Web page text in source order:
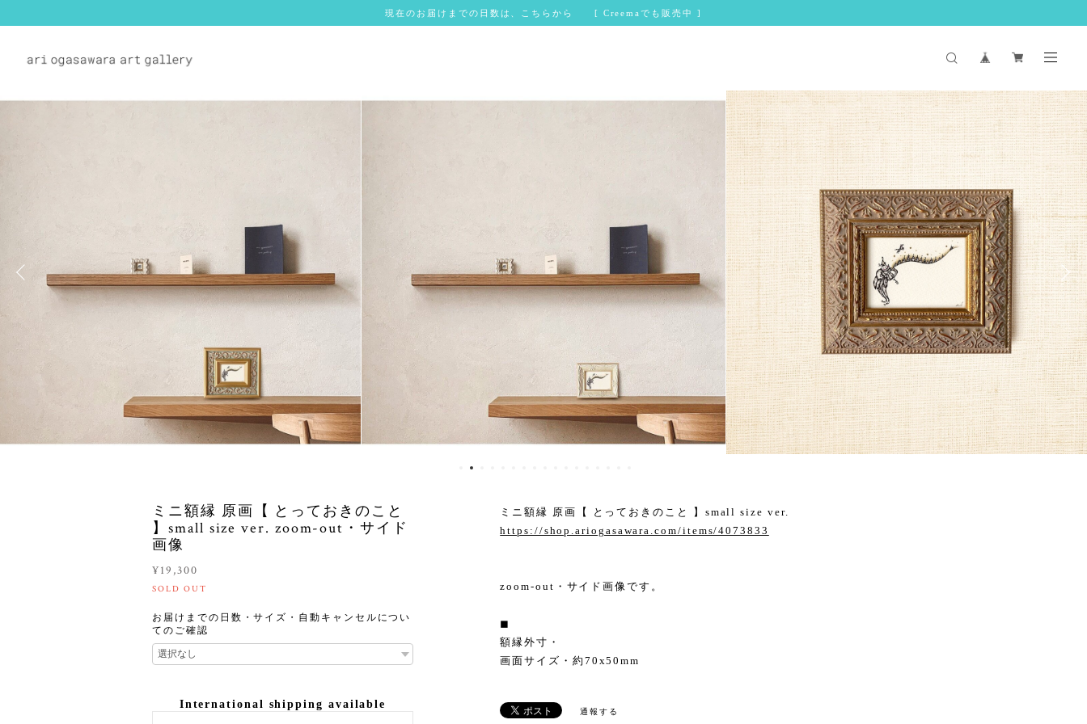
現在のお届けまでの日数は、こちらから [ Creemaでも販売中 ]
ミニ額縁 原画【 とっておきのこと
】small size ver. zoom-out・サイド
画像
¥19,300
SOLD OUT
お届けまでの日数・サイズ・自動キャンセルについ
てのご確認
International shipping available
ミニ額縁 原画【 とっておきのこと 】small size ver.
https://shop.ariogasawara.com/items/4073833
zoom-out・サイド画像です。
◼︎
額縁外寸・
画面サイズ・約70x50mm
通報する